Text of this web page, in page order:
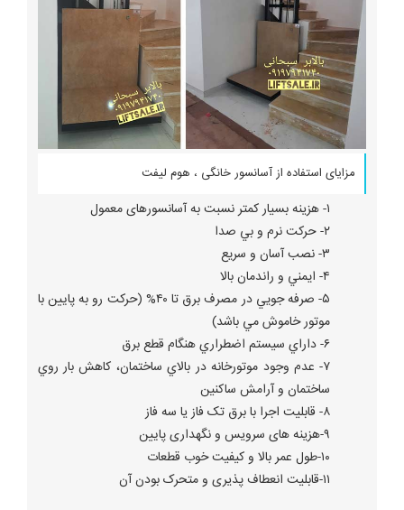
مزایای استفاده از آسانسور خانگی ، هوم لیفت
۱- هزینه بسیار کمتر نسبت به آسانسورهای معمول
۲- حركت نرم و بي صدا
۳- نصب آسان و سريع
۴- ايمني و راندمان بالا
۵- صرفه جويي در مصرف برق تا ۴۰% (حركت رو به پايين با
موتور خاموش مي باشد)
۶- داراي سيستم اضطراري هنگام قطع برق
۷- عدم وجود موتورخانه در بالاي ساختمان، كاهش بار روي
ساختمان و آرامش ساكنين
۸- قابلیت اجرا با برق تک فاز یا سه فاز
۹-هزینه های سرویس و نگهداری پایین
۱۰-طول عمر بالا و کیفیت خوب قطعات
۱۱-قابلیت انعطاف پذیری و متحرک بودن آن